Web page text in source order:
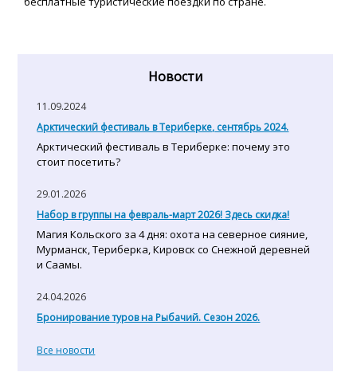
Новости
11.09.2024
Арктический фестиваль в Териберке, сентябрь 2024.
Арктический фестиваль в Териберке: почему это
стоит посетить?
29.01.2026
Набор в группы на февраль-март 2026! Здесь скидка!
Магия Кольского за 4 дня: охота на северное сияние,
Мурманск, Териберка, Кировск со Снежной деревней
и Саамы.
24.04.2026
Бронирование туров на Рыбачий. Сезон 2026.
Все новости